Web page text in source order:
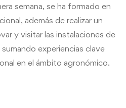
semana, se ha formado en
además de realizar un
y visitar las instalaciones de
experiencias clave
en el ámbito agronómico.